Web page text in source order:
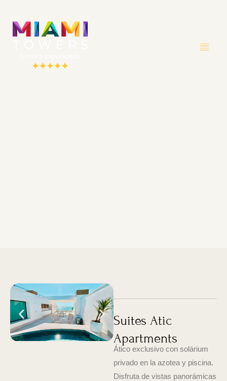
Suites Atic
Apartments
Ático exclusivo con solárium
privado en la azotea y piscina.
Disfruta de vistas panorámicas